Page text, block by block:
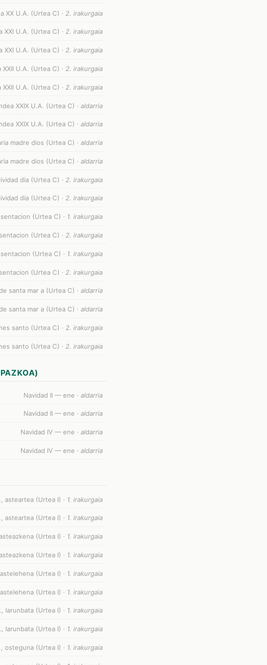
XX U.A. (Urtea C) · 2. irakurgaia
XXI U.A. (Urtea C) · 2. irakurgaia
XXI U.A. (Urtea C) · 2. irakurgaia
XXII U.A. (Urtea C) · 2. irakurgaia
XXII U.A. (Urtea C) · 2. irakurgaia
XXIX U.A. (Urtea C) · aldarria
XXIX U.A. (Urtea C) · aldarria
madre dios (Urtea C) · aldarria
madre dios (Urtea C) · aldarria
dia (Urtea C) · 2. irakurgaia
dia (Urtea C) · 2. irakurgaia
(Urtea C) · 1. irakurgaia
(Urtea C) · 2. irakurgaia
(Urtea C) · 1. irakurgaia
(Urtea C) · 2. irakurgaia
santa mar a (Urtea C) · aldarria
santa mar a (Urtea C) · aldarria
santo (Urtea C) · 2. irakurgaia
santo (Urtea C) · 2. irakurgaia
Navidad II — ene · aldarria
Navidad II — ene · aldarria
Navidad IV — ene · aldarria
Navidad IV — ene · aldarria
asteartea (Urtea I) · 1. irakurgaia
asteartea (Urtea I) · 1. irakurgaia
(Urtea I) · 1. irakurgaia
(Urtea I) · 1. irakurgaia
(Urtea I) · 1. irakurgaia
(Urtea I) · 1. irakurgaia
larunbata (Urtea I) · 1. irakurgaia
larunbata (Urtea I) · 1. irakurgaia
osteguna (Urtea I) · 1. irakurgaia